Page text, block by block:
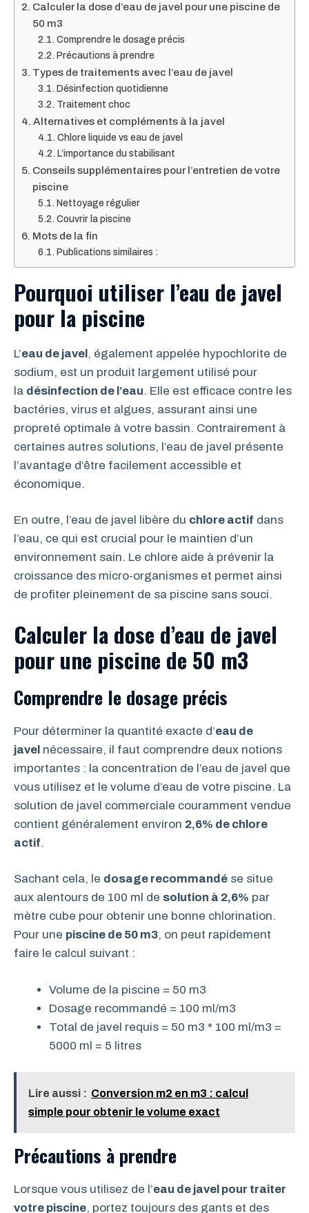
Calculer la dose d’eau de javel pour une piscine de
50 m3
Comprendre le dosage précis
Précautions à prendre
Types de traitements avec l’eau de javel
Désinfection quotidienne
Traitement choc
Alternatives et compléments à la javel
Chlore liquide vs eau de javel
L’importance du stabilisant
Conseils supplémentaires pour l’entretien de votre
piscine
Nettoyage régulier
Couvrir la piscine
Mots de la fin
Publications similaires :
Pourquoi utiliser l’eau de javel
pour la piscine
L’eau de javel, également appelée hypochlorite de
sodium, est un produit largement utilisé pour
la désinfection de l’eau. Elle est efficace contre les
bactéries, virus et algues, assurant ainsi une
propreté optimale à votre bassin. Contrairement à
certaines autres solutions, l’eau de javel présente
l’avantage d’être facilement accessible et
économique.
En outre, l’eau de javel libère du chlore actif dans
l’eau, ce qui est crucial pour le maintien d’un
environnement sain. Le chlore aide à prévenir la
croissance des micro-organismes et permet ainsi
de profiter pleinement de sa piscine sans souci.
Calculer la dose d’eau de javel
pour une piscine de 50 m3
Comprendre le dosage précis
Pour déterminer la quantité exacte d’eau de
javel nécessaire, il faut comprendre deux notions
importantes : la concentration de l’eau de javel que
vous utilisez et le volume d’eau de votre piscine. La
solution de javel commerciale couramment vendue
contient généralement environ 2,6% de chlore
actif.
Sachant cela, le dosage recommandé se situe
aux alentours de 100 ml de solution à 2,6% par
mètre cube pour obtenir une bonne chlorination.
Pour une piscine de 50 m3, on peut rapidement
faire le calcul suivant :
Volume de la piscine = 50 m3
Dosage recommandé = 100 ml/m3
Total de javel requis = 50 m3 * 100 ml/m3 =
5000 ml = 5 litres
Lire aussi : Conversion m2 en m3 : calcul
simple pour obtenir le volume exact
Précautions à prendre
Lorsque vous utilisez de l’eau de javel pour traiter
votre piscine, portez toujours des gants et des